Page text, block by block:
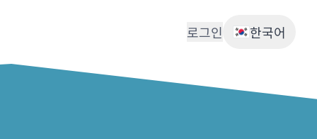
로그인 한국어